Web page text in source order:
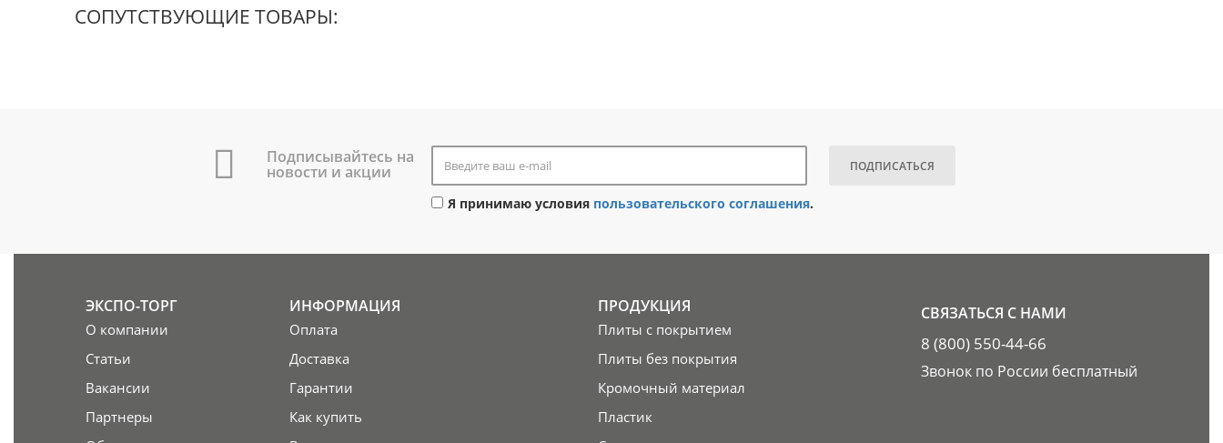
СОПУТСТВУЮЩИЕ ТОВАРЫ:
Подписывайтесь на
новости и акции ПОДПИСАТЬСЯ
Я принимаю условия пользовательского соглашения.
ЭКСПО-ТОРГ
О компании
Статьи
Вакансии
Партнеры
ИНФОРМАЦИЯ
Оплата
Доставка
Гарантии
Как купить
ПРОДУКЦИЯ
Плиты с покрытием
Плиты без покрытия
Кромочный материал
Пластик
СВЯЗАТЬСЯ С НАМИ
8 (800) 550-44-66
Звонок по России бесплатный